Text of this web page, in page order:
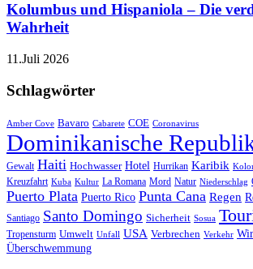
Kolumbus und Hispaniola – Die
Wahrheit
11.Juli 2026
Schlagwörter
Amber Cove Bavaro Cabarete COE Coronavirus
Dominikanische
Gewalt Haiti Hochwasser Hotel Hurrikan Karibik
Kreuzfahrt Kuba Kultur La Romana Mord Natur Niederschlag
Puerto Plata Puerto Rico Punta Cana Regen
Santiago Santo Domingo Sicherheit Sosua
Tropensturm Umwelt Unfall USA Verbrechen Verkehr
Überschwemmung